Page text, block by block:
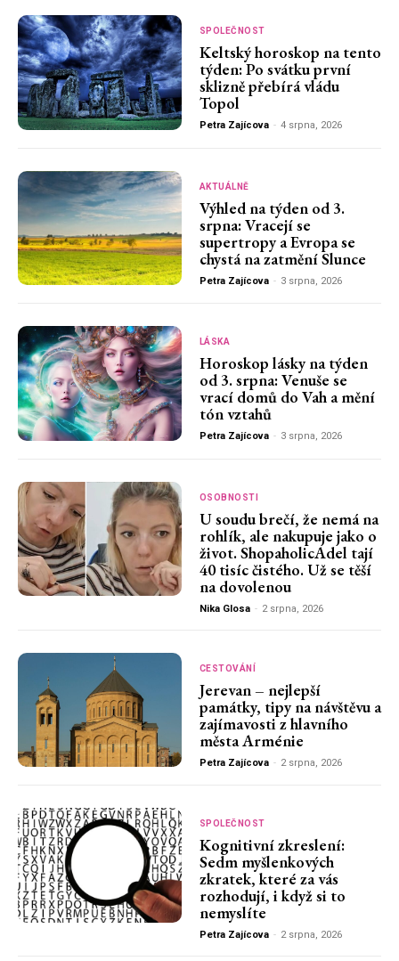
SPOLEČNOST
Keltský horoskop na tento
týden: Po svátku první
sklizně přebírá vládu
Topol
Petra Zajícova - 4 srpna, 2026
AKTUÁLNĚ
Výhled na týden od 3.
srpna: Vracejí se
supertropy a Evropa se
chystá na zatmění Slunce
Petra Zajícova - 3 srpna, 2026
LÁSKA
Horoskop lásky na týden
od 3. srpna: Venuše se
vrací domů do Vah a mění
tón vztahů
Petra Zajícova - 3 srpna, 2026
OSOBNOSTI
U soudu brečí, že nemá na
rohlík, ale nakupuje jako o
život. ShopaholicAdel tají
40 tisíc čistého. Už se těší
na dovolenou
Nika Glosa - 2 srpna, 2026
CESTOVÁNÍ
Jerevan – nejlepší
památky, tipy na návštěvu a
zajímavosti z hlavního
města Arménie
Petra Zajícova - 2 srpna, 2026
SPOLEČNOST
Kognitivní zkreslení:
Sedm myšlenkových
zkratek, které za vás
rozhodují, i když si to
nemyslíte
Petra Zajícova - 2 srpna, 2026